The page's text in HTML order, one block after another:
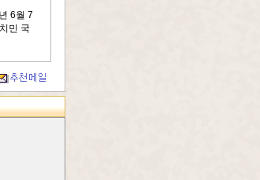
6월 7
민 국